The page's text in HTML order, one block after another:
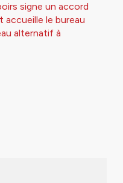
signe un accord
accueille le bureau
alternatif à